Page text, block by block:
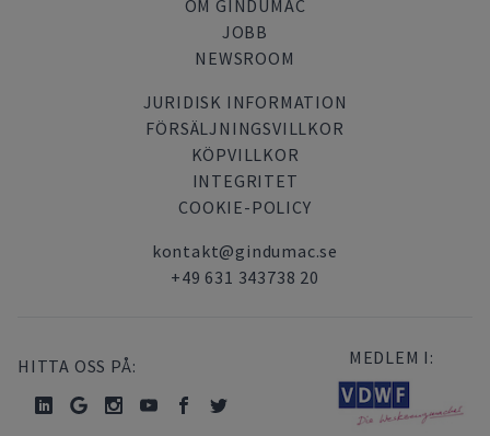
OM GINDUMAC
JOBB
NEWSROOM
JURIDISK INFORMATION
FÖRSÄLJNINGSVILLKOR
KÖPVILLKOR
INTEGRITET
COOKIE-POLICY
kontakt@gindumac.se
+49 631 343738 20
HITTA OSS PÅ: MEDLEM I: